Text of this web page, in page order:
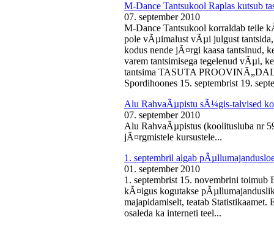
M-Dance Tantsukool Raplas kutsub
07. september 2010
M-Dance Tantsukool korraldab teile
pole vÃµimalust vÃµi julgust
kodus nende jÃ¤rgi kaasa tantsinud,
varem tantsimisega tegelenud vÃµi,
tantsima TASUTA
Spordihoones 15. septembrist 19.
Alu RahvaÃµpistu sÃ¼gis-talvised
07. september 2010
Alu RahvaÃµpistus (koolitusluba nr
jÃ¤rgmistele kursustele...
1. septembril algab
01. september 2010
1. septembrist 15. novembrini toimub
kÃ¤igus kogutakse
majapidamiselt, teatab Statistikaamet.
osaleda ka interneti teel...